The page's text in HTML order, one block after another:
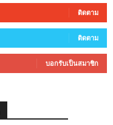
ติดตาม
ติดตาม
บอกรับเป็นสมาชิก